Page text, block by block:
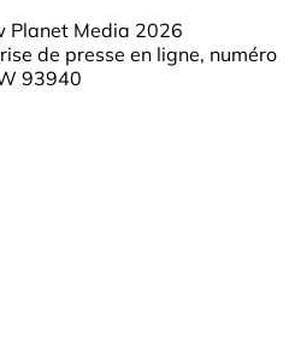
Planet Media 2026
de presse en ligne, numéro
93940